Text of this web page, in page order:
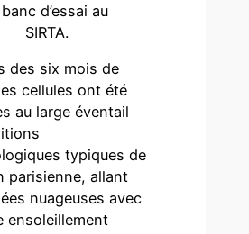
d’essai au
SIRTA.
des six mois de
cellules ont été
au large éventail
typiques de
parisienne, allant
nuageuses avec
ensoleillement